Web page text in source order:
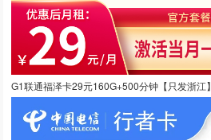
G1联通福泽卡29元160G+500分钟【只发浙江】